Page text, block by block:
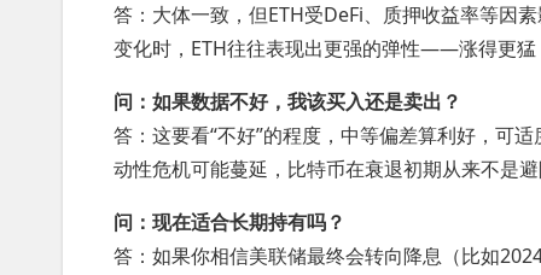
答：大体一致，但ETH受DeFi、质押收益率等因
变化时，ETH往往表现出更强的弹性——涨得更猛
问：如果数据不好，我该买入还是卖出？
答：这要看“不好”的程度，中等偏差算利好，可
动性危机可能蔓延，比特币在衰退初期从来不是避
问：现在适合长期持有吗？
答：如果你相信美联储最终会转向降息（比如